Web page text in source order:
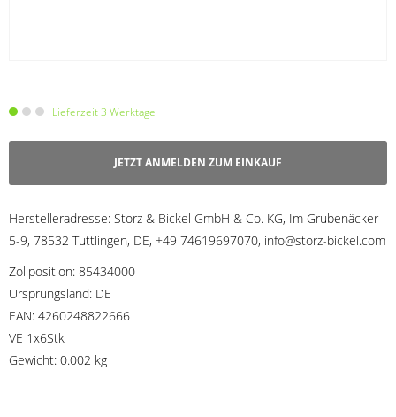
Lieferzeit 3 Werktage
JETZT ANMELDEN ZUM EINKAUF
Herstelleradresse: Storz & Bickel GmbH & Co. KG, Im Grubenäcker
5-9, 78532 Tuttlingen, DE, +49 74619697070, info@storz-bickel.com
Zollposition: 85434000
Ursprungsland: DE
EAN: 4260248822666
VE 1x6Stk
Gewicht: 0.002 kg